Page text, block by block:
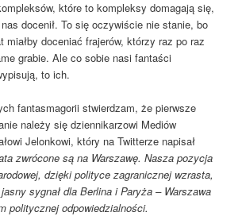
które to kompleksy domagają się,
docenił. To się oczywiście nie stanie, bo
miałby doceniać frajerów, którzy raz po raz
grabie. Ale co sobie nasi fantaści
to ich.
fantasmagorii stwierdzam, że pierwsze
należy się dziennikarzowi Mediów
Jelonkowi, który na Twitterze napisał
zwrócone są na Warszawę. Nasza pozycja
dzięki polityce zagranicznej wzrasta,
sygnał dla Berlina i Paryża – Warszawa
politycznej odpowiedzialności.